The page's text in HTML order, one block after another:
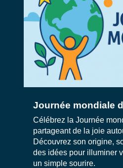
Journée mondiale
Célébrez la Journée
partageant de la joie
Découvrez son origine,
des idées pour illuminer
un simple sourire.